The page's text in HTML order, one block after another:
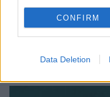
CONFIRM
Data Deletion
Περιφέρεια
εκατ. ευρώ για
06/08/2026 18:47